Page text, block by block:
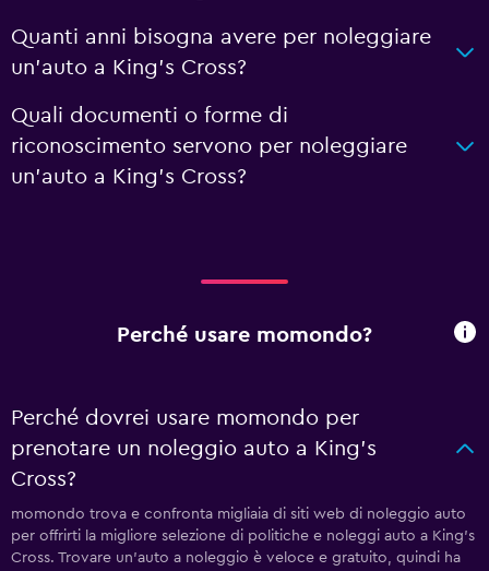
Quanti anni bisogna avere per noleggiare
un'auto a King's Cross?
Quali documenti o forme di
riconoscimento servono per noleggiare
un'auto a King's Cross?
Perché usare momondo?
Perché dovrei usare momondo per
prenotare un noleggio auto a King's
Cross?
momondo trova e confronta migliaia di siti web di noleggio auto
per offrirti la migliore selezione di politiche e noleggi auto a King's
Cross. Trovare un'auto a noleggio è veloce e gratuito, quindi ha